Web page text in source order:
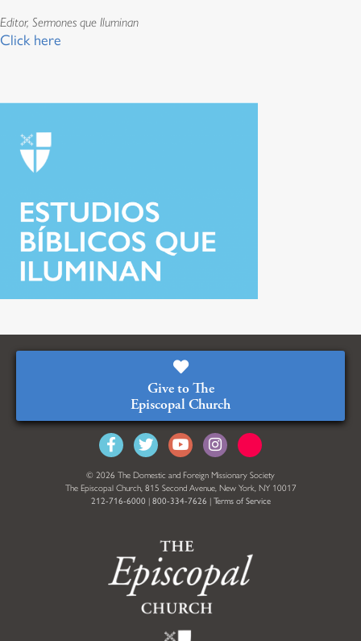
Editor, Sermones que Iluminan
Click here
Give to The
Episcopal Church
© 2026 The Domestic and Foreign Missionary Society
The Episcopal Church, 815 Second Avenue, New York, NY 10017
212-716-6000 | 800-334-7626 | Terms of Service